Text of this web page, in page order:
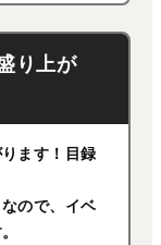
り上が
ます！目録
ので、イベ